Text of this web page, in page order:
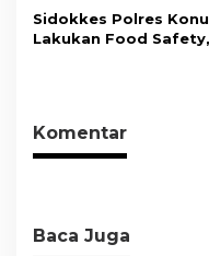
Hasil Curian Berhasil
Diamankan
Sidokkes Polres
Lakukan Food Safety,
Komentar
Baca Juga